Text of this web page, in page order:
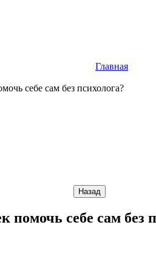
Главная
себе сам без психолога?
Назад
помочь себе сам без